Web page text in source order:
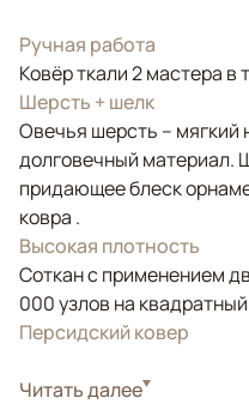
Ручная работа
Ковёр ткали 2 мастера в
Шерсть + шелк
Овечья шерсть – мягкий
долговечный материал.
придающее блеск
ковра .
Высокая плотность
Соткан с применением
000 узлов на
Персидский ковер
СтильКлассические
Читать далее